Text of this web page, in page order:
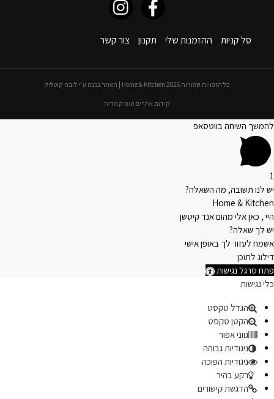
סל קניות ההזמנות שלי תקנון צור קשר
כל הזכויות שמורות 2026 Home & Kitchen | האתר נבנה ע״י לובה קוטליק
קידום אתרים טופיק מדיה
להמשך השיחה בווטסאפ
1
יש לנו תשובה, מה השאלה?
Home & Kitchen
היי , כאן אלי מהום אנד קיטשן
יש לך שאלה?
אשמח לעזור לך באופן אישי
דילוג לתוכן
פתח סרגל נגישות
כלי נגישות
הגדל טקסט
הקטן טקסט
גווני אפור
ניגודיות גבוהה
ניגודיות הפוכה
רקע בהיר
הדגשת קישורים